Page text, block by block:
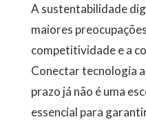
A sustentabilidade
maiores
competitividade e a
Conectar tecnologia
prazo já não é uma
essencial para